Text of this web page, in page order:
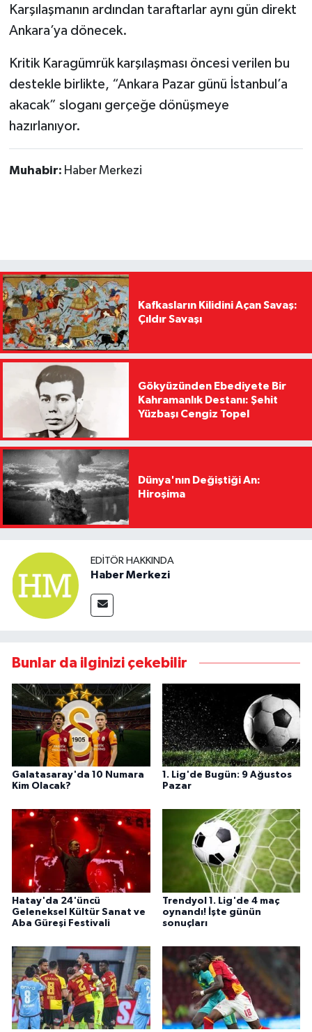
Karşılaşmanın ardından taraftarlar aynı gün direkt
Ankara’ya dönecek.
Kritik Karagümrük karşılaşması öncesi verilen bu
destekle birlikte, “Ankara Pazar günü İstanbul’a
akacak” sloganı gerçeğe dönüşmeye
hazırlanıyor.
Muhabir: Haber Merkezi
Kafkasların Kilidini Açan Savaş:
Çıldır Savaşı
Gökyüzünden Ebediyete Bir
Kahramanlık Destanı: Şehit
Yüzbaşı Cengiz Topel
Dünya'nın Değiştiği An:
Hiroşima
EDITÖR HAKKINDA
Haber Merkezi
Bunlar da ilginizi çekebilir
Galatasaray'da 10 Numara
Kim Olacak?
1. Lig'de Bugün: 9 Ağustos
Pazar
Hatay'da 24'üncü
Geleneksel Kültür Sanat ve
Aba Güreşi Festivali
Trendyol 1. Lig'de 4 maç
oynandı! İşte günün
sonuçları